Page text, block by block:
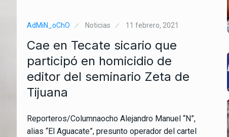
AdMiN_oChO Noticias 11 febrero, 2021
Cae en Tecate sicario que
participó en homicidio de
editor del seminario Zeta de
Tijuana
Reporteros/Columnaocho Alejandro Manuel “N”,
alias “El Aguacate”, presunto operador del cartel